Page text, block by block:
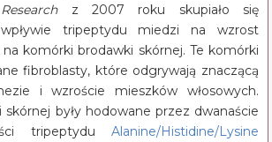
z 2007 roku skupiało się
tripeptydu miedzi na wzrost
komórki brodawki skórnej. Te komórki
fibroblasty, które odgrywają znaczącą
i wzroście mieszków włosowych.
skórnej były hodowane przez dwanaście
tripeptydu Alanine/​Histidine/​Lysine